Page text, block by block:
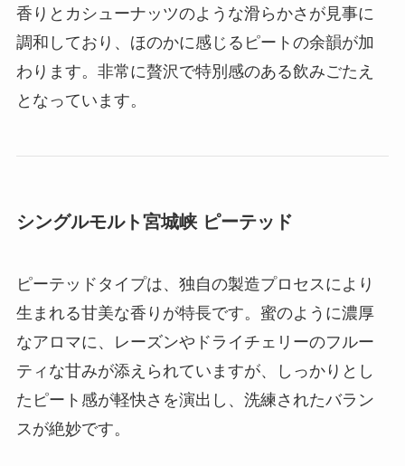
香りとカシューナッツのような滑らかさが見事に
調和しており、ほのかに感じるピートの余韻が加
わります。非常に贅沢で特別感のある飲みごたえ
となっています。
シングルモルト宮城峡 ピーテッド
ピーテッドタイプは、独自の製造プロセスにより
生まれる甘美な香りが特長です。蜜のように濃厚
なアロマに、レーズンやドライチェリーのフルー
ティな甘みが添えられていますが、しっかりとし
たピート感が軽快さを演出し、洗練されたバラン
スが絶妙です。